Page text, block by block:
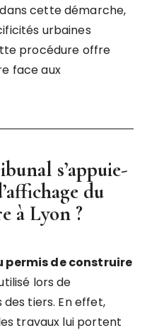
cette démarche,
urbaines
procédure offre
face aux
s’appuie-
du
à Lyon ?
de construire
lors de
tiers. En effet,
travaux lui portent